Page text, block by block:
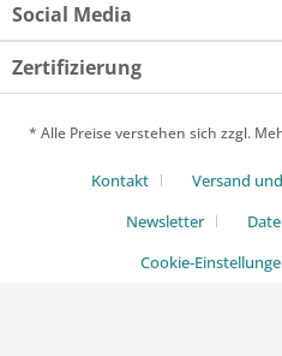
Social Media
Zertifizierung
* Alle Preise verstehen sich zzgl.
Kontakt
Versand
Newsletter
Cookie-